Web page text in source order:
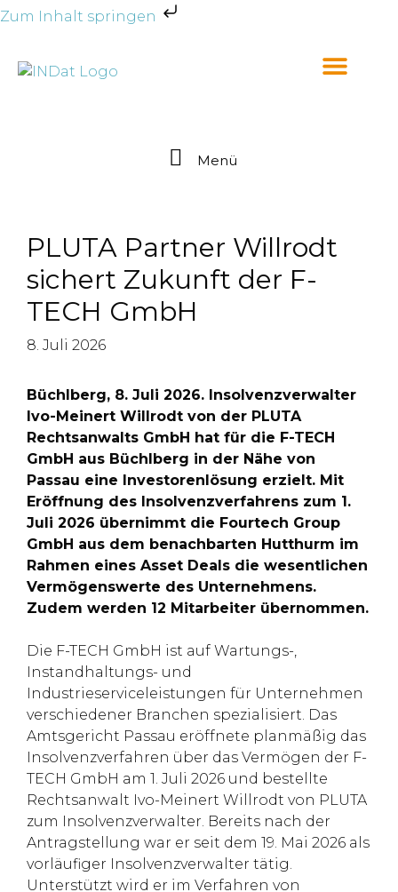
Zum Inhalt springen
Menü
PLUTA Partner Willrodt
sichert Zukunft der F-
TECH GmbH
8. Juli 2026
Büchlberg, 8. Juli 2026. Insolvenzverwalter
Ivo-Meinert Willrodt von der PLUTA
Rechtsanwalts GmbH hat für die F-TECH
GmbH aus Büchlberg in der Nähe von
Passau eine Investorenlösung erzielt. Mit
Eröffnung des Insolvenzverfahrens zum 1.
Juli 2026 übernimmt die Fourtech Group
GmbH aus dem benachbarten Hutthurm im
Rahmen eines Asset Deals die wesentlichen
Vermögenswerte des Unternehmens.
Zudem werden 12 Mitarbeiter übernommen.
Die F-TECH GmbH ist auf Wartungs-,
Instandhaltungs- und
Industrieserviceleistungen für Unternehmen
verschiedener Branchen spezialisiert. Das
Amtsgericht Passau eröffnete planmäßig das
Insolvenzverfahren über das Vermögen der F-
TECH GmbH am 1. Juli 2026 und bestellte
Rechtsanwalt Ivo-Meinert Willrodt von PLUTA
zum Insolvenzverwalter. Bereits nach der
Antragstellung war er seit dem 19. Mai 2026 als
vorläufiger Insolvenzverwalter tätig.
Unterstützt wird er im Verfahren von